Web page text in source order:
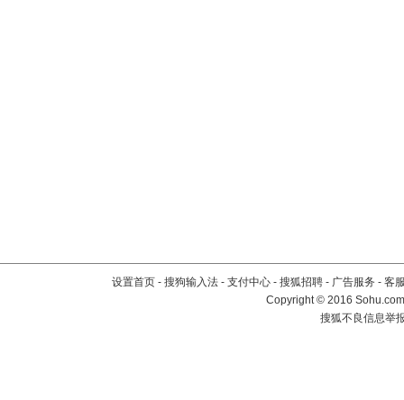
设置首页 - 搜狗输入法 - 支付中心 - 搜狐招聘 - 广告服务 - 客
Copyright©2016
搜狐不良信息举